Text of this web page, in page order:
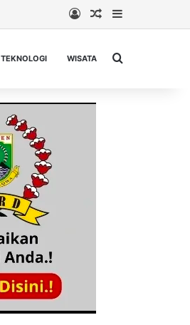
Log InRandom Article
TEKNOLOGI WISATA Cari berita...